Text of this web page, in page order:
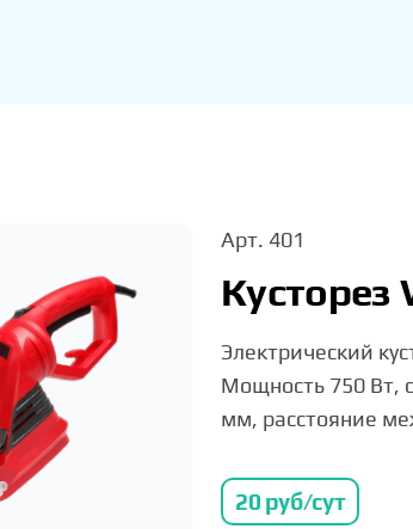
Арт. 401
Кусторез
Электрический
Мощность 750 Вт,
мм, расстояние
20 руб/сут